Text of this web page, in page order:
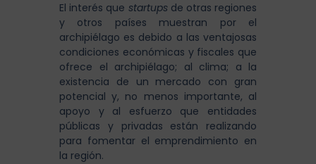
El interés que startupsde otras regiones
y otros países muestran por el
archipiélago es debido a las ventajosas
condiciones económicas y fiscales que
ofrece el archipiélago; al clima; a la
existencia de un mercado con gran
potencial y, no menos importante, al
apoyo y al esfuerzo que entidades
públicas y privadas están realizando
para fomentar el emprendimiento en
la región.